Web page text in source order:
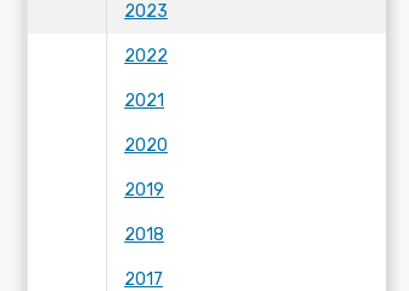
2023
2022
2021
2020
2019
2018
2017